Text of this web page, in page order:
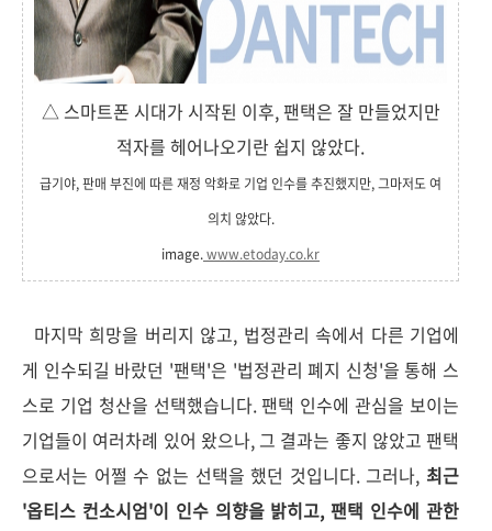
△ 스마트폰 시대가 시작된 이후, 팬택은 잘 만들었지만
적자를 헤어나오기란 쉽지 않았다.
급기야, 판매 부진에 따른 재정 악화로 기업 인수를 추진했지만, 그마저도 여
의치 않았다.
image.www.etoday.co.kr
마지막 희망을 버리지 않고, 법정관리 속에서 다른 기업에
게 인수되길 바랐던 '팬택'은 '법정관리 폐지 신청'을 통해 스
스로 기업 청산을 선택했습니다. 팬택 인수에 관심을 보이는
기업들이 여러차례 있어 왔으나, 그 결과는 좋지 않았고 팬택
으로서는 어쩔 수 없는 선택을 했던 것입니다. 그러나, 최근
'옵티스 컨소시엄'이 인수 의향을 밝히고, 팬택 인수에 관한